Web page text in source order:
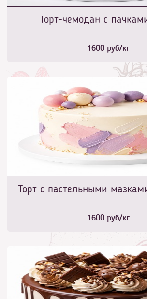
Торт-чемодан с
1600 руб/кг
Торт с пастельными
1600 руб/кг